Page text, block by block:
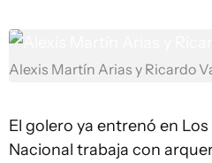
Alexis Martín Arias y Ricardo
El golero ya entrenó en
Nacional trabaja con